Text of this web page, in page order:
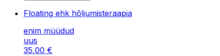
Floating ehk hõljumisteraapia
enim müüdud
uus
35,00 €